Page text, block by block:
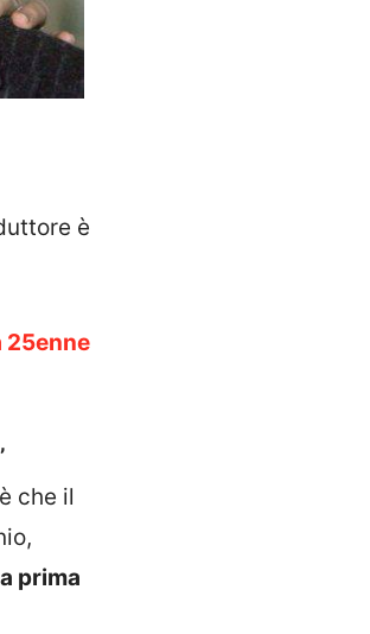
è
25enne
che il
prima